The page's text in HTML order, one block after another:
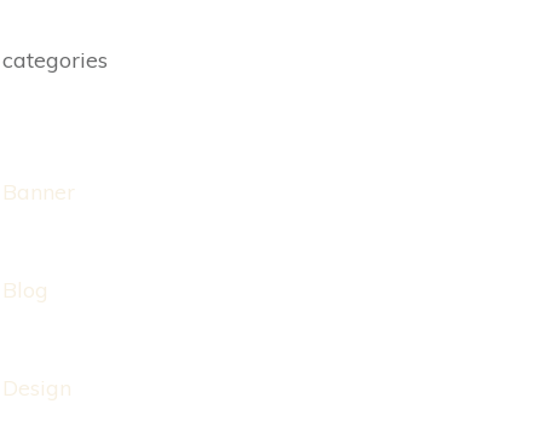
categories
Banner
Blog
Design